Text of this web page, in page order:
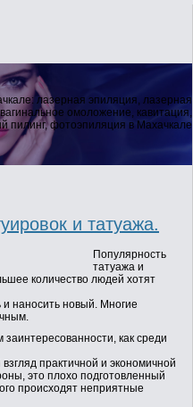
и татуажа.
Популярность
татуажа и
количество людей хотят
наносить новый. Многие
как среди
практичной и экономичной
это плохо подготовленный
происходят неприятные